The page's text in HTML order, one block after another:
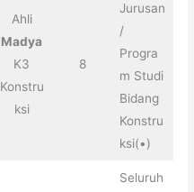
Ahli
Madya
K3
Konstru
ksi
8
Jurusan
/
Progra
m Studi
Bidang
Konstru
ksi(•)
Seluruh